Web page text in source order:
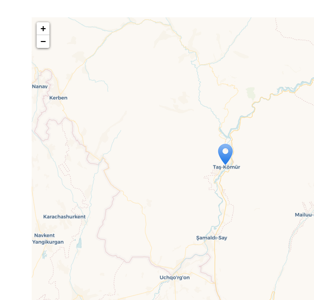
Travelers' Map is loading...
If you see this after your page is loaded completely, leafletJS files are
missing.
+
−